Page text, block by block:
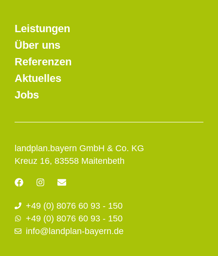
landplan.bayern GmbH & Co. KG
Kreuz 16, 83558 Maitenbeth
F
a
e
b
o
o
I
n
t
a
g
r
E
e
l
o
p
+49 (0) 8076 60 93 - 150
+49 (0) 8076 60 93 - 150
info@landplan-bayern.de
Leistungen
Über uns
Referenzen
Aktuelles
Jobs